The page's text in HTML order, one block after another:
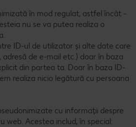
în mod regulat, astfel încât -
nu se va putea realiza o
ID-ul de utilizator și alte date care
de e-mail etc.) doar în baza
din partea ta. Doar în baza ID-
realiza nicio legătură cu persoana
cu informații despre
web. Acestea includ, în special: